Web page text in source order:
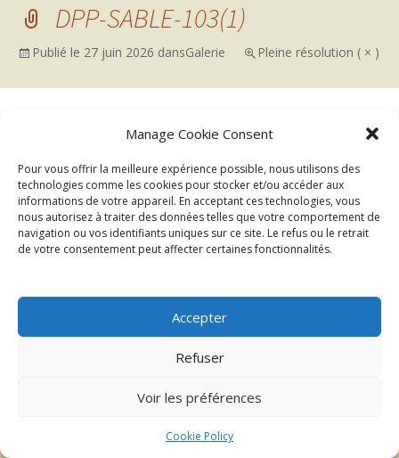
Manage Cookie Consent
Pour vous offrir la meilleure expérience possible, nous utilisons des
technologies comme les cookies pour stocker et/ou accéder aux
informations de votre appareil. En acceptant ces technologies, vous
nous autorisez à traiter des données telles que votre comportement de
navigation ou vos identifiants uniques sur ce site. Le refus ou le retrait
de votre consentement peut affecter certaines fonctionnalités.
Accepter
Refuser
Voir les préférences
Cookie Policy
DPP-SABLE-103(1)
Publié le 27 juin 2026 dansGalerie Pleine résolution ( × )
→
| ©2026 Au delà du regard